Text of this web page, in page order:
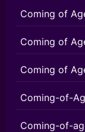
Coming of
Coming of
Coming of
Coming-of-
Coming-of-